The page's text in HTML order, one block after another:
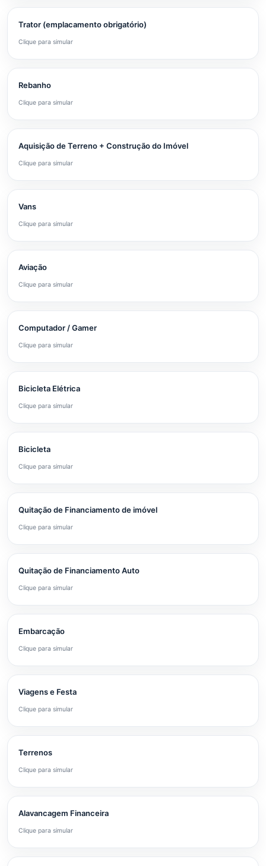
Trator (emplacamento obrigatório)
Clique para simular
Rebanho
Clique para simular
Aquisição de Terreno + Construção do Imóvel
Clique para simular
Vans
Clique para simular
Aviação
Clique para simular
Computador / Gamer
Clique para simular
Bicicleta Elétrica
Clique para simular
Bicicleta
Clique para simular
Quitação de Financiamento de imóvel
Clique para simular
Quitação de Financiamento Auto
Clique para simular
Embarcação
Clique para simular
Viagens e Festa
Clique para simular
Terrenos
Clique para simular
Alavancagem Financeira
Clique para simular